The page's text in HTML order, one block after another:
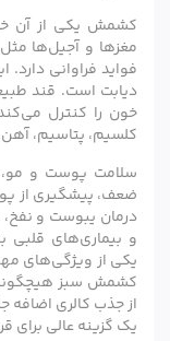
کشمش یکی از آن
مغزها و آجیل‌ها
فواید فراوانی دارد.
دیابت است. قند
خون را کنترل
کلسیم، پتاسیم،
سلامت پوست و
ضعف، پیشگیری از
درمان یبوست و نفخ،
و بیماری‌های
یکی از ویژگی‌های
کشمش سبز هیچگونه
از جذب کالری اضافه
یک گزینه عالی برای